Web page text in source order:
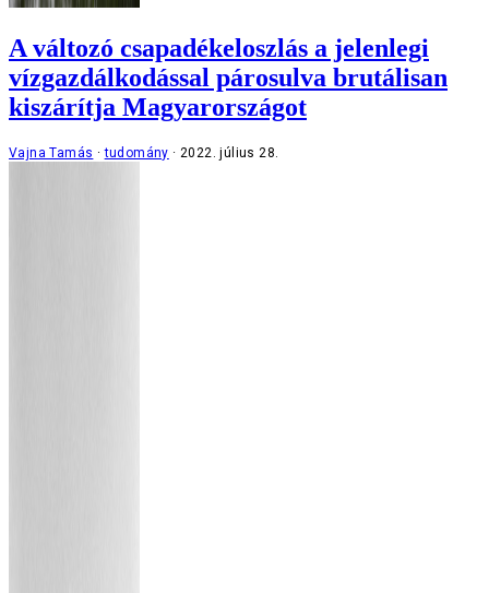
A változó csapadékeloszlás a jelenlegi
vízgazdálkodással párosulva brutálisan
kiszárítja Magyarországot
Vajna Tamás tudomány 2022. július 28.